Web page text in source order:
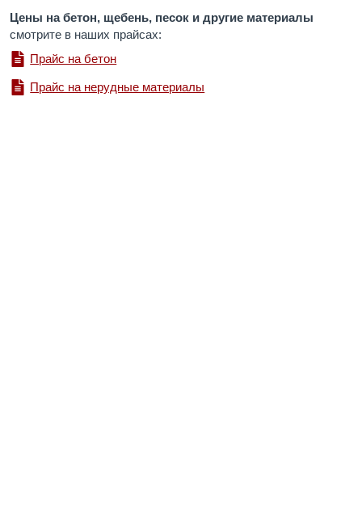
Цены на бетон, щебень, песок и другие материалы
смотрите в наших прайсах:
Прайс на бетон
Прайс на нерудные материалы